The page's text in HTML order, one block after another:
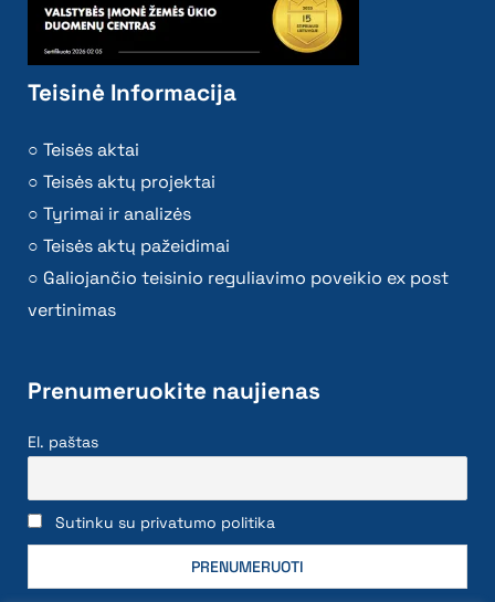
Teisinė Informacija
Teisės aktai
Teisės aktų projektai
Tyrimai ir analizės
Teisės aktų pažeidimai
Galiojančio teisinio reguliavimo poveikio ex post
vertinimas
Prenumeruokite naujienas
El. paštas
Sutinku su privatumo politika